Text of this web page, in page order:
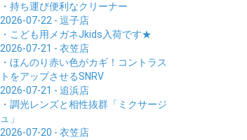
・持ち運び便利なクリーナー
2026-07-22 - 逗子店
・こども用メガネJkids入荷です★
2026-07-21 - 衣笠店
・ほんのり赤い色がカギ！コントラス
トをアップさせるSNRV
2026-07-21 - 追浜店
・調光レンズと相性抜群「ミクサージ
ュ」
2026-07-20 - 衣笠店